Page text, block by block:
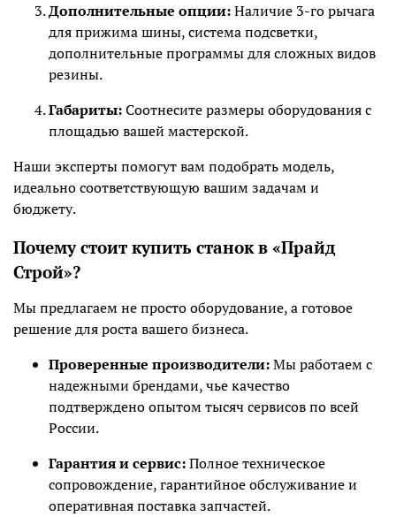
Дополнительные опции:Наличие 3-го рычага
для прижима шины, система подсветки,
дополнительные программы для сложных видов
резины.
Габариты:Соотнесите размеры оборудования с
площадью вашей мастерской.
Наши эксперты помогут вам подобрать модель,
идеально соответствующую вашим задачам и
бюджету.
Почему стоит купить станок в «Прайд
Строй»?
Мы предлагаем не просто оборудование, а готовое
решение для роста вашего бизнеса.
Проверенные производители:Мы работаем с
надежными брендами, чье качество
подтверждено опытом тысяч сервисов по всей
России.
Гарантия и сервис:Полное техническое
сопровождение, гарантийное обслуживание и
оперативная поставка запчастей.